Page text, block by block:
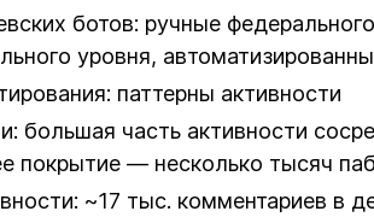
ботов: ручные
уровня,
паттерны активности
большая часть активности
покрытие — несколько тысяч
~17 тыс. комментариев в